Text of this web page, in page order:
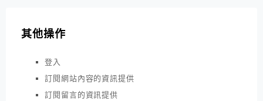
其他操作
登入
訂閱網站內容的資訊提供
訂閱留言的資訊提供